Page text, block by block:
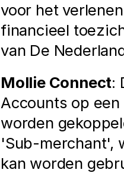
voor het
financieel
van De
Mollie Connect:
Accounts op
worden
'Sub-merchant',
kan worden